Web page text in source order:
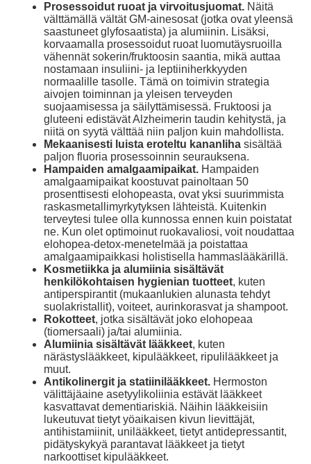
Prosessoidut ruoat ja virvoitusjuomat. Näitä
välttämällä vältät GM-ainesosat (jotka ovat yleensä
saastuneet glyfosaatista) ja alumiinin. Lisäksi,
korvaamalla prosessoidut ruoat luomutäysruoilla
vähennät sokerin/fruktoosin saantia, mikä auttaa
nostamaan insuliini- ja leptiiniherkkyyden
normaalille tasolle. Tämä on toimivin strategia
aivojen toiminnan ja yleisen terveyden
suojaamisessa ja säilyttämisessä. Fruktoosi ja
gluteeni edistävät Alzheimerin taudin kehitystä, ja
niitä on syytä välttää niin paljon kuin mahdollista.
Mekaanisesti luista eroteltu kananliha sisältää
paljon fluoria prosessoinnin seurauksena.
Hampaiden amalgaamipaikat. Hampaiden
amalgaamipaikat koostuvat painoltaan 50
prosenttisesti elohopeasta, ovat yksi suurimmista
raskasmetallimyrkytyksen lähteistä. Kuitenkin
terveytesi tulee olla kunnossa ennen kuin poistatat
ne. Kun olet optimoinut ruokavaliosi, voit noudattaa
elohopea-detox-menetelmää ja poistattaa
amalgaamipaikkasi holistisella hammaslääkärillä.
Kosmetiikka ja alumiinia sisältävät
henkilökohtaisen hygienian tuotteet, kuten
antiperspirantit (mukaanlukien alunasta tehdyt
suolakristallit), voiteet, aurinkorasvat ja shampoot.
Rokotteet, jotka sisältävät joko elohopeaa
(tiomersaali) ja/tai alumiinia.
Alumiinia sisältävät lääkkeet, kuten
närästyslääkkeet, kipulääkkeet, ripulilääkkeet ja
muut.
Antikolinergit ja statiinilääkkeet. Hermoston
välittäjäaine asetyylikoliinia estävät lääkkeet
kasvattavat dementiariskiä. Näihin lääkkeisiin
lukeutuvat tietyt yöaikaisen kivun lievittäjät,
antihistamiinit, unilääkkeet, tietyt antidepressantit,
pidätyskykyä parantavat lääkkeet ja tietyt
narkoottiset kipulääkkeet.